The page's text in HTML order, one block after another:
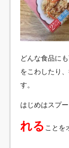
どんな食品に
をこわしたり
す。
はじめはスプ
れる ことを